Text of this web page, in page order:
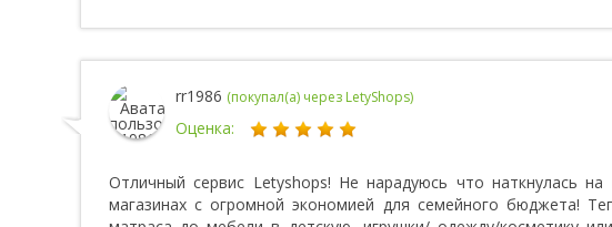
rr1986 (покупал(а) через LetyShops)
Оценка:
Отличный сервис Letyshops! Не нарадуюсь что наткнулась
магазинах с огромной экономией для семейного бюджета!